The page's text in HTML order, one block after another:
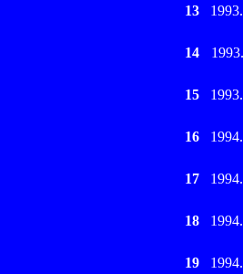
13
14
15
16
17
18
19